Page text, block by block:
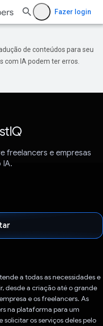
Fazer login
de conteúdos para seu
com IA podem ter erros.
freelancers e empresas
IA.
a todas as necessidades e
desde a criação até o grande
e os freelancers. As
na plataforma para um
os serviços deles pelo